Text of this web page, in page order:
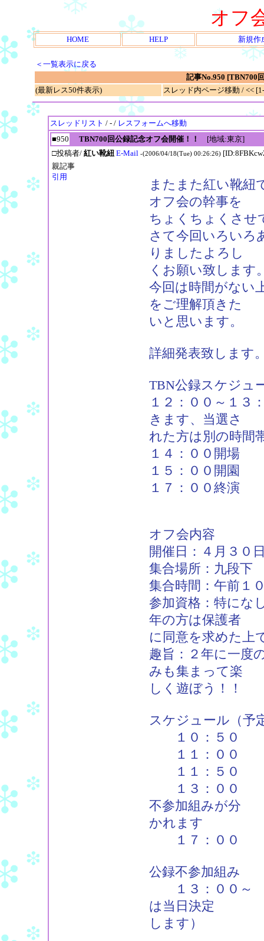
オフ
HOME HELP 新規作
＜一覧表示に戻る
記事No.950 [TBN700
(最新レス50件表示)
スレッド内ページ移動 / <<
スレッドリスト / - / レスフォームへ移動
■950
TBN700回公録記念オフ会開催！！
[地域:東京]
□投稿者/ 紅い靴紐 E-Mail -(2006/04/18(Tue) 00:26:26)
親記事
引用
またまた紅い靴紐
オフ会の幹事を
ちょくちょくさせ
さて今回いろいろ
りましたよろし
くお願い致します
今回は時間がない
をご理解頂きた
いと思います。
詳細発表致します
TBN公録スケジュ
１２：００～１３
きます、当選さ
れた方は別の時間
１４：００開場
１５：００開園
１７：００終演
オフ会内容
開催日：４月３０
集合場所：九段下
集合時間：午前１
参加資格：特にな
年の方は保護者
に同意を求めた上
趣旨：２年に一度
みも集まって楽
しく遊ぼう！！
スケジュール（予
１０：５０
１１：００ フ
１１：５０ 物
１３：００ 公
不参加組みが分
かれます
１７：００ 公
公録不参加組み
１３：００～
は当日決定
します）